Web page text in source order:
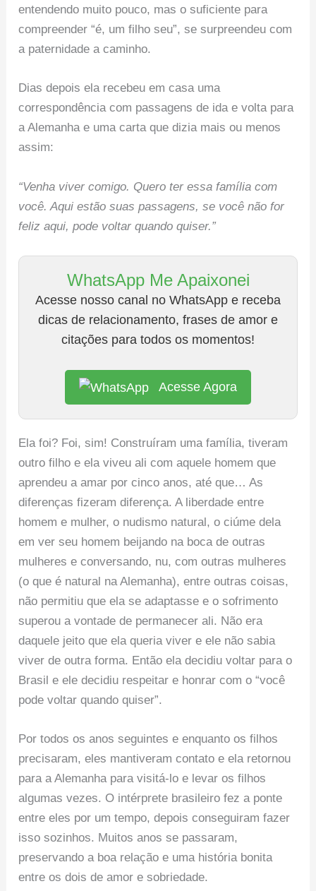
entendendo muito pouco, mas o suficiente para
compreender “é, um filho seu”, se surpreendeu com
a paternidade a caminho.
Dias depois ela recebeu em casa uma
correspondência com passagens de ida e volta para
a Alemanha e uma carta que dizia mais ou menos
assim:
“Venha viver comigo. Quero ter essa família com
você. Aqui estão suas passagens, se você não for
feliz aqui, pode voltar quando quiser.”
WhatsApp Me Apaixonei
Acesse nosso canal no WhatsApp e receba
dicas de relacionamento, frases de amor e
citações para todos os momentos!
Acesse Agora
Ela foi? Foi, sim! Construíram uma família, tiveram
outro filho e ela viveu ali com aquele homem que
aprendeu a amar por cinco anos, até que… As
diferenças fizeram diferença. A liberdade entre
homem e mulher, o nudismo natural, o ciúme dela
em ver seu homem beijando na boca de outras
mulheres e conversando, nu, com outras mulheres
(o que é natural na Alemanha), entre outras coisas,
não permitiu que ela se adaptasse e o sofrimento
superou a vontade de permanecer ali. Não era
daquele jeito que ela queria viver e ele não sabia
viver de outra forma. Então ela decidiu voltar para o
Brasil e ele decidiu respeitar e honrar com o “você
pode voltar quando quiser”.
Por todos os anos seguintes e enquanto os filhos
precisaram, eles mantiveram contato e ela retornou
para a Alemanha para visitá-lo e levar os filhos
algumas vezes. O intérprete brasileiro fez a ponte
entre eles por um tempo, depois conseguiram fazer
isso sozinhos. Muitos anos se passaram,
preservando a boa relação e uma história bonita
entre os dois de amor e sobriedade.